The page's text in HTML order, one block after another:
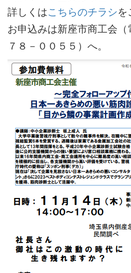
詳しくはこちらのチラシを
お申込みは新座市商工会
７８－００５５）へ。